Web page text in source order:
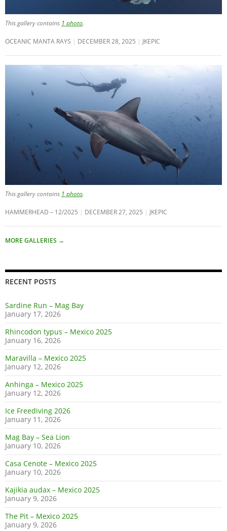
This gallery contains 1 photo.
OCEANIC MANTA RAYS DECEMBER 28, 2025 JKEPIC
This gallery contains 1 photo.
HAMMERHEAD – 12/2025 DECEMBER 27, 2025 JKEPIC
MORE GALLERIES →
RECENT POSTS
Sardine Run – Mag Bay
January 17, 2026
Rhincodon typus – Mexico 2025
January 16, 2026
Maravilla – Mexico 2025
January 12, 2026
Anhinga – Mexico 2025
January 12, 2026
Ice Freediving 2026
January 11, 2026
Mag Bay – Sea Lion
January 10, 2026
Casa Cenote – Mexico 2025
January 10, 2026
Kajikia audax – Mexico 2025
January 9, 2026
The Pit – Mexico 2025
January 9, 2026